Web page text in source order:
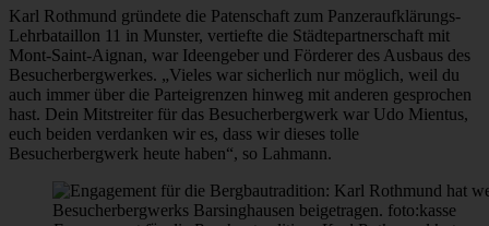
Karl Rothmund gründete die Patenschaft zum Panzeraufklärungs-
Lehrbataillon 11 in Munster, vertiefte die Städtepartnerschaft mit
Mont-Saint-Aignan, war Ideengeber und Förderer des Ausbaus des
Besucherbergwerkes. „Vieles war sicherlich nur möglich, weil du
auch immer über die Parteigrenzen hinweg mit anderen gesprochen
hast. Dein Mitstreiter für das Besucherbergwerk war Udo Mientus,
euch beiden verdanken wir es, dass wir dieses tolle
Besucherbergwerk heute haben“, so Lahmann.